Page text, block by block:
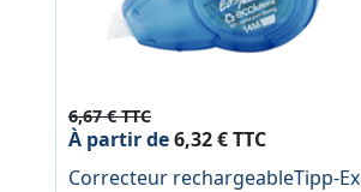
6,67 € TTC
À partir de6,32 € TTC
Correcteur rechargeableTipp-Ex